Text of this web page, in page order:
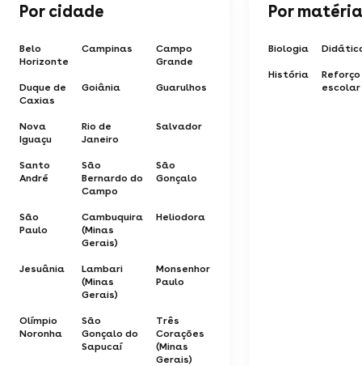
Por cidade
Belo
Horizonte
Campinas
Campo
Grande
Duque de
Caxias
Goiânia Guarulhos
Nova
Iguaçu
Rio de
Janeiro
Salvador
Santo
André
São
Bernardo do
Campo
São
Gonçalo
São
Paulo
Cambuquira
(Minas
Gerais)
Heliodora
Jesuânia
Lambari
(Minas
Gerais)
Monsenhor
Paulo
Olímpio
Noronha
São
Gonçalo do
Sapucaí
Três
Corações
(Minas
Gerais)
Por matéria
Biologia
História
Reforço
escolar